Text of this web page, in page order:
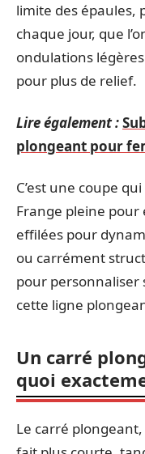
limite des épaules,
chaque jour, que
ondulations
pour plus de relief.
Lire également :
plongeant pour
C’est une coupe
Frange pleine pour
effilées pour
ou carrément
pour
cette ligne
Un carré
quoi
Le carré plongeant,